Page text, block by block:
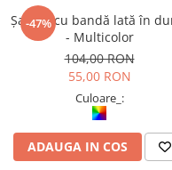
-47%
Șalvari cu bandă lată în
- Multicolor
104,00 RON
55,00 RON
Culoare_:
ADAUGA IN COS